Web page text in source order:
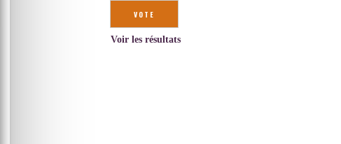
Voir les résultats